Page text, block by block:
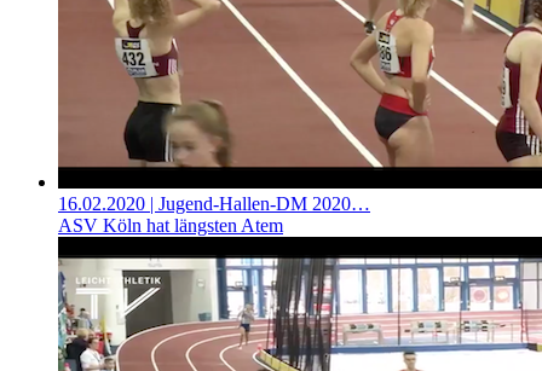
16.02.2020 | Jugend-Hallen-DM 2020…
ASV Köln hat längsten Atem